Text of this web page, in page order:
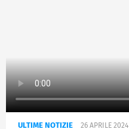
ULTIME NOTIZIE 26 APRILE 2024